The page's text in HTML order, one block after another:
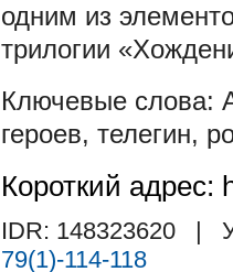
одним из
трилогии
героев, телегин,
Короткий адрес:
IDR: 148323620
|
79(1)-114-118